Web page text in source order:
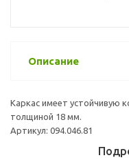
Описание
Каркас имеет устойчивую
толщиной 18 мм.
Артикул: 094.046.81